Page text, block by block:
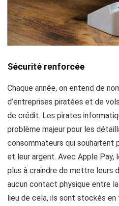
Sécurité renforcée
Chaque année, on entend de
d’entreprises piratées et de
de crédit. Les pirates
problème majeur pour les
consommateurs qui souhaitent
et leur argent. Avec Apple Pay,
plus à craindre de mettre leurs
aucun contact physique entre
lieu de cela, ils sont stockés